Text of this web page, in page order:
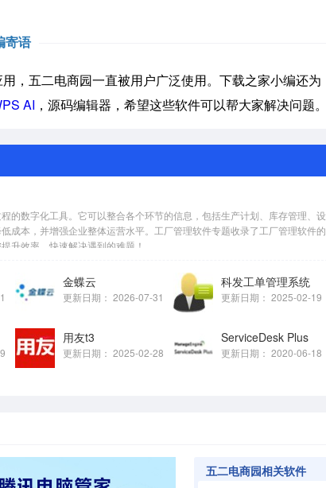
寄语
五二电商园一直被用户广泛使用。下载之家小编还为
AI ，源码编辑器，希望这些软件可以帮大家解决问题。
的数字化工具。它可以整合各个环节的信息，包括生产计划、库存管理、设
成本，并增强企业整体运营水平。工厂管理软件专题收录了工厂管理软件的
升效率，快速解决遇到的难题！...
金蝶云
更新日期： 2026-07-31
科发工单管理系统
更新日期： 2025-02-19
用友t3
更新日期： 2025-02-28
ServiceDesk Plus
更新日期： 2020-06-18
五二电商园相关软件